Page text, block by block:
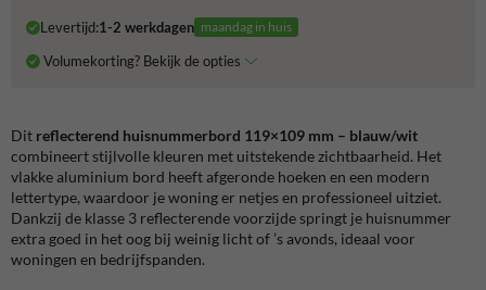
Levertijd:1-2 werkdagen maandag in huis
Volumekorting? Bekijk de opties
Dit reflecterend huisnummerbord 119×109 mm – blauw/wit
combineert stijlvolle kleuren met uitstekende zichtbaarheid. Het
vlakke aluminium bord heeft afgeronde hoeken en een modern
lettertype, waardoor je woning er netjes en professioneel uitziet.
Dankzij de klasse 3 reflecterende voorzijde springt je huisnummer
extra goed in het oog bij weinig licht of ’s avonds, ideaal voor
woningen en bedrijfspanden.